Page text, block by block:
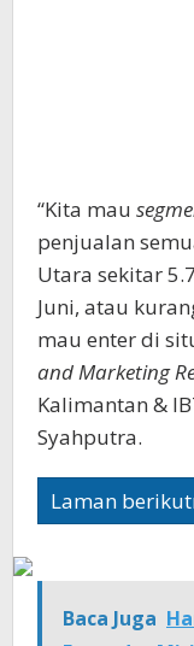
“Kita mau
penjualan
Utara sekitar
Juni, atau
mau enter di
and Marketing
Kalimantan &
Syahputra.
Laman
Baca Juga